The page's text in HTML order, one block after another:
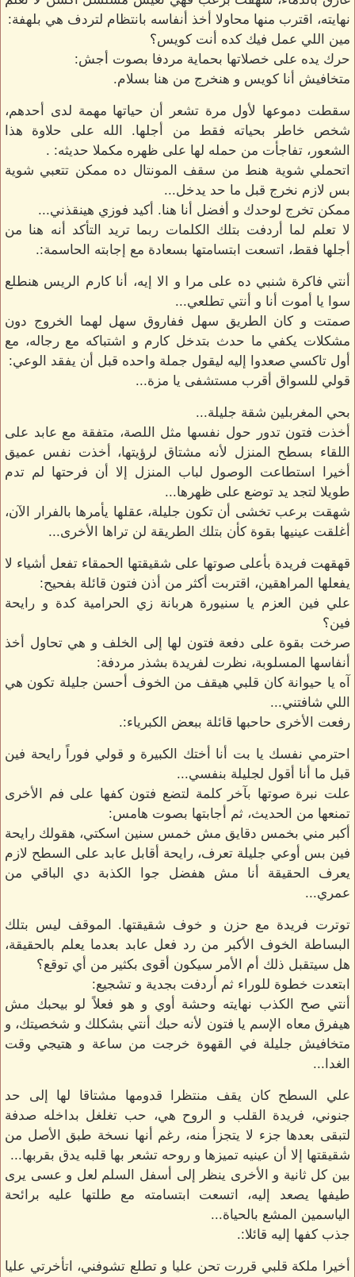
نهايته، اقترب منها محاولا أخذ أنفاسه بانتظام لتردف هي بلهفة:
مين اللي عمل فيك كده أنت كويس؟
حرك يده على خصلاتها بحماية مردفا بصوت أجش:
متخافيش أنا كويس و هنخرج من هنا بسلام.
سقطت دموعها لأول مرة تشعر أن حياتها مهمة لدى أحدهم،
شخص خاطر بحياته فقط من أجلها. الله على حلاوة هذا
الشعور، تفاجأت من حمله لها على ظهره مكملا حديثه: .
اتحملي شوية هنط من سقف المونتال ده ممكن تتعبي شوية
بس لازم نخرج قبل ما حد يدخل...
ممكن تخرج لوحدك و أفضل أنا هنا. أكيد فوزي هينقذني...
لا تعلم لما أردفت بتلك الكلمات ربما تريد التأكد أنه هنا من
أجلها فقط، اتسعت ابتسامتها بسعادة مع إجابته الحاسمة:.
أنتي فاكرة شنبي ده على مرا و الا إيه، أنا كارم الريس هنطلع
سوا يا أموت أنا و أنتي تطلعي...
صمتت و كان الطريق سهل ففاروق سهل لهما الخروج دون
مشكلات يكفي ما حدث بتدخل كارم و اشتباكه مع رجاله، مع
أول تاكسي صعدوا إليه ليقول جملة واحده قبل أن يفقد الوعي:
قولي للسواق أقرب مستشفى يا مزة...
بحي المغربلين شقة جليلة...
أخذت فتون تدور حول نفسها مثل اللصة، متفقة مع عابد على
اللقاء بسطح المنزل لأنه مشتاق لرؤيتها، أخذت نفس عميق
أخيرا استطاعت الوصول لباب المنزل إلا أن فرحتها لم تدم
طويلا لتجد يد توضع على ظهرها...
شهقت برعب تخشى أن تكون جليلة، عقلها يأمرها بالفرار الآن،
أغلقت عينيها بقوة كأن بتلك الطريقة لن تراها الأخرى...
قهقهت فريدة بأعلى صوتها على شقيقتها الحمقاء تفعل أشياء لا
يفعلها المراهقين، اقتربت أكثر من أذن فتون قائلة بفحيح:
علي فين العزم يا سنيورة هربانة زي الحرامية كدة و رايحة
فين؟
صرخت بقوة على دفعة فتون لها إلى الخلف و هي تحاول أخذ
أنفاسها المسلوبة، نظرت لفريدة بشذر مردفة:
آه يا حيوانة كان قلبي هيقف من الخوف أحسن جليلة تكون هي
اللي شافتني...
رفعت الأخرى حاحبها قائلة ببعض الكبرياء:.
احترمي نفسك يا بت أنا أختك الكبيرة و قولي فوراً رايحة فين
قبل ما أنا أقول لجليلة بنفسي...
علت نبرة صوتها بآخر كلمة لتضع فتون كفها على فم الأخرى
تمنعها من الحديث، ثم أجابتها بصوت هامس:
أكبر مني بخمس دقايق مش خمس سنين اسكتي، هقولك رايحة
فين بس أوعي جليلة تعرف، رايحة أقابل عابد على السطح لازم
يعرف الحقيقة أنا مش هفضل جوا الكذبة دي الباقي من
عمري...
توترت فريدة مع حزن و خوف شقيقتها. الموقف ليس بتلك
البساطة الخوف الأكبر من رد فعل عابد بعدما يعلم بالحقيقة،
هل سيتقبل ذلك أم الأمر سيكون أقوى بكثير من أي توقع؟
ابتعدت خطوة للوراء ثم أردفت بجدية و تشجيع:
أنتي صح الكذب نهايته وحشة أوي و هو فعلاً لو بيحبك مش
هيفرق معاه الإسم يا فتون لأنه حبك أنتي بشكلك و شخصيتك، و
متخافيش جليلة في القهوة خرجت من ساعة و هتيجي وقت
الغدا...
علي السطح كان يقف منتظرا قدومها مشتاقا لها إلى حد
جنوني، فريدة القلب و الروح هي، حب تغلغل بداخله صدفة
لتبقى بعدها جزء لا يتجزأ منه، رغم أنها نسخة طبق الأصل من
شقيقتها إلا أن عينيه تميزها و روحه تشعر بها قلبه يدق بقربها...
بين كل ثانية و الأخرى ينظر إلى أسفل السلم لعل و عسى يرى
طيفها يصعد إليه، اتسعت ابتسامته مع طلتها عليه برائحة
الياسمين المشع بالحياة...
جذب كفها إليه قائلا:.
أخيرا ملكة قلبي قررت تحن عليا و تطلع تشوفني، اتأخرتي عليا